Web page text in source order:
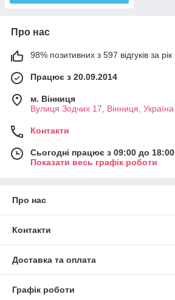
Про нас
98% позитивних з 597 відгуків за рік
Працює з 20.09.2014
м. Вінниця
Вулиця Зодчих 17, Вінниця, Україна
Контакти
Сьогодні працює з 09:00 до 18:00
Показати весь графік роботи
Про нас
Контакти
Доставка та оплата
Графік роботи